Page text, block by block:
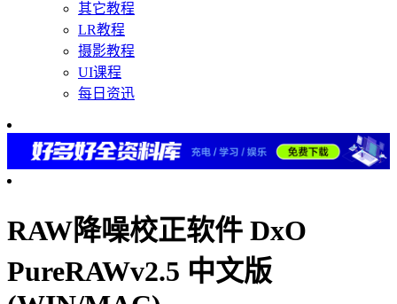
其它教程
LR教程
摄影教程
UI课程
每日资迅
RAW降噪校正软件 DxO
PureRAWv2.5 中文版